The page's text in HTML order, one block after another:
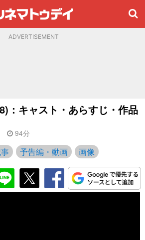
ADVERTISEMENT
：キャスト・あらすじ・作品
94分
予告編・動画 画像